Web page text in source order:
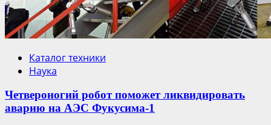
Каталог техники
Наука
Четвероногий робот поможет ликвидировать
аварию на АЭС Фукусима-1